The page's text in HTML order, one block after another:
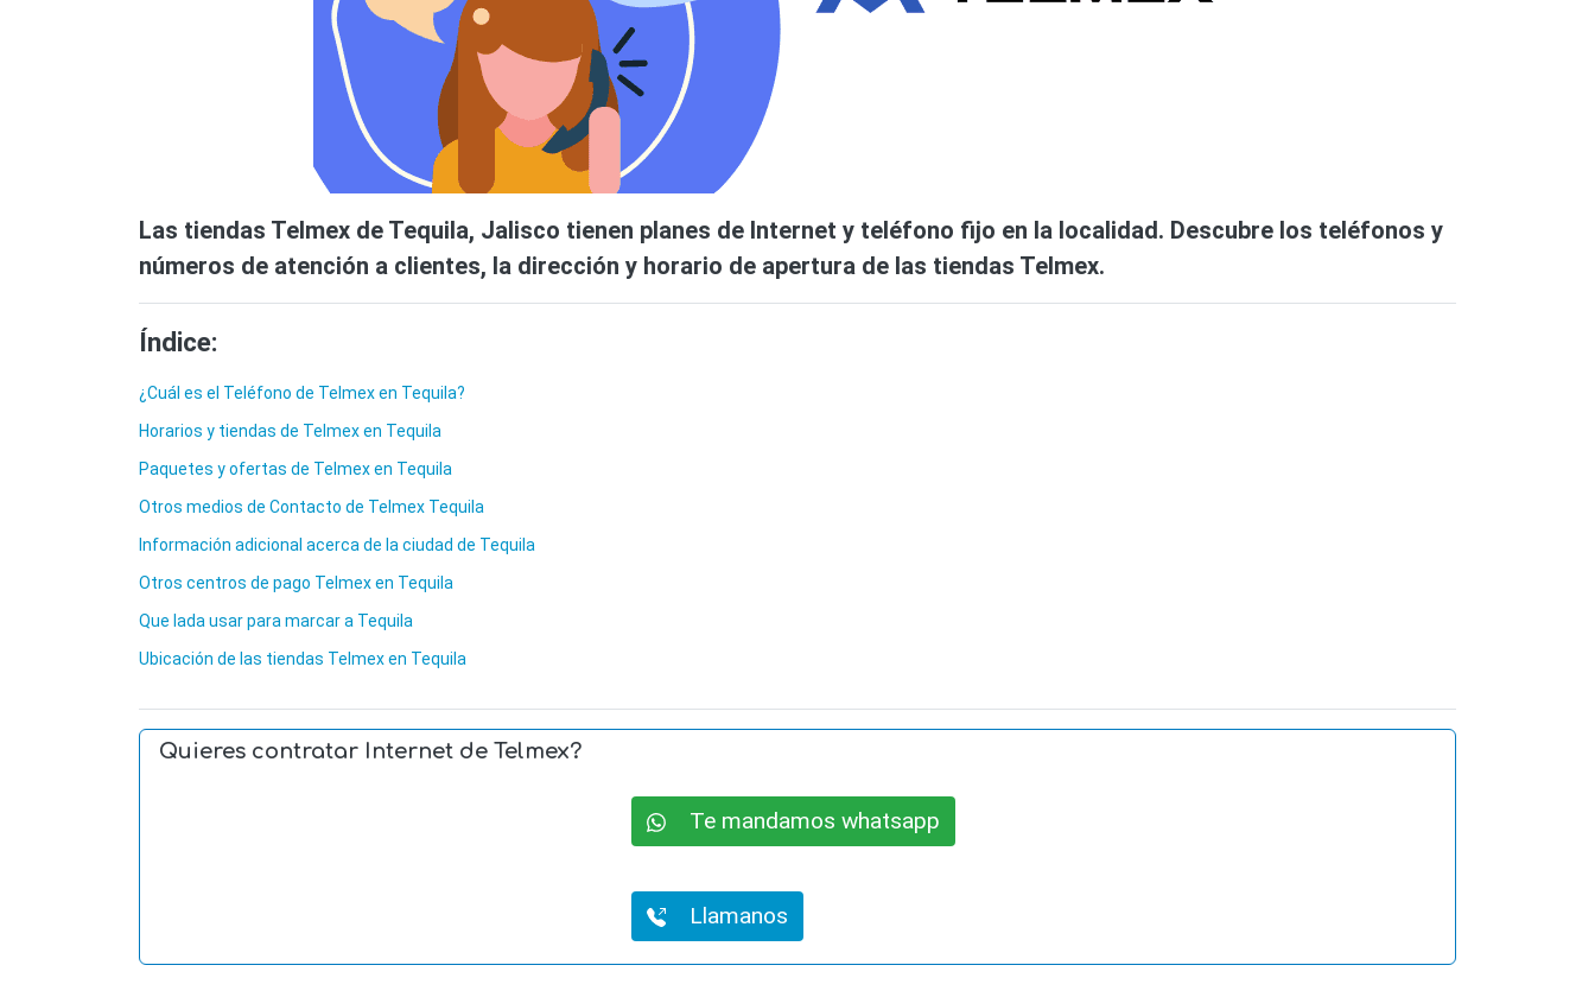
Las tiendas Telmex de Tequila, Jalisco tienen planes de Internet y teléfono fijo en la localidad. Descubre los teléfonos y
números de atención a clientes, la dirección y horario de apertura de las tiendas Telmex.
Índice:
¿Cuál es el Teléfono de Telmex en Tequila?
Horarios y tiendas de Telmex en Tequila
Paquetes y ofertas de Telmex en Tequila
Otros medios de Contacto de Telmex Tequila
Información adicional acerca de la ciudad de Tequila
Otros centros de pago Telmex en Tequila
Que lada usar para marcar a Tequila
Ubicación de las tiendas Telmex en Tequila
Quieres contratar Internet de Telmex?
Te mandamos whatsapp
Llamanos